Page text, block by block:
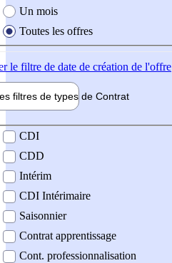
Un mois
Toutes les offres
le filtre de date de création de l'offre
filtres de types de Contrat
contrat
CDI
CDD
Intérim
CDI Intérimaire
Saisonnier
Contrat apprentissage
Cont. professionnalisation